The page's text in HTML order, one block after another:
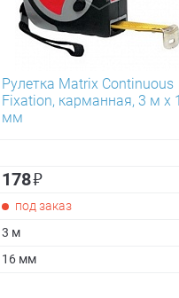
Рулетка Matrix Continuous
Fixation, карманная, 3 м х
мм
178₽
под заказ
3 м
16 мм